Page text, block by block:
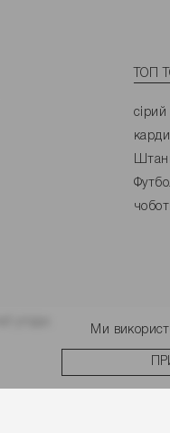
ТОП
сірий
Ми